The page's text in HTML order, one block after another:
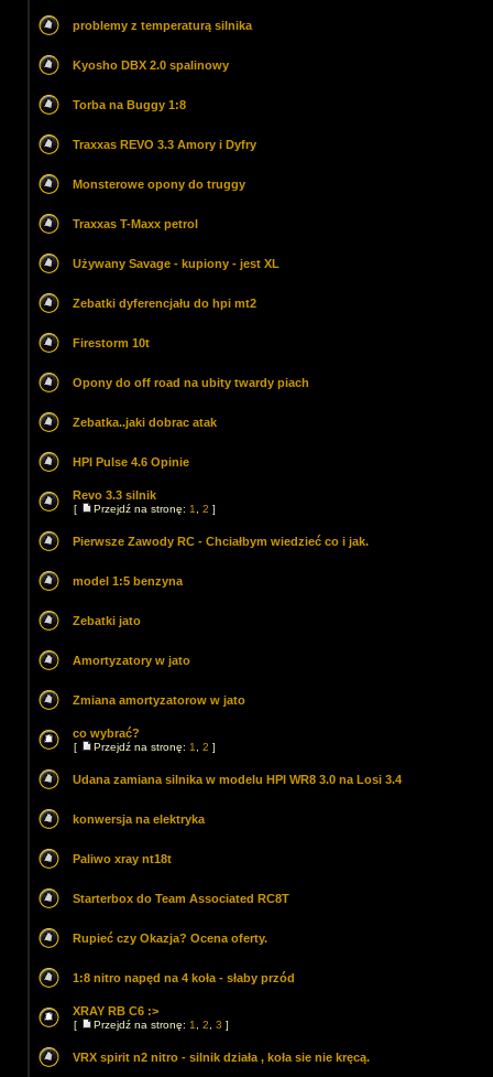
problemy z temperaturą silnika
Kyosho DBX 2.0 spalinowy
Torba na Buggy 1:8
Traxxas REVO 3.3 Amory i Dyfry
Monsterowe opony do truggy
Traxxas T-Maxx petrol
Używany Savage - kupiony - jest XL
Zebatki dyferencjału do hpi mt2
Firestorm 10t
Opony do off road na ubity twardy piach
Zebatka..jaki dobrac atak
HPI Pulse 4.6 Opinie
Revo 3.3 silnik
[ Przejdź na stronę: 1 2 ]
Pierwsze Zawody RC - Chciałbym wiedzieć co i jak.
model 1:5 benzyna
Zebatki jato
Amortyzatory w jato
Zmiana amortyzatorow w jato
co wybrać?
[ Przejdź na stronę: 1 2 ]
Udana zamiana silnika w modelu HPI WR8 3.0 na Losi 3.4
konwersja na elektryka
Paliwo xray nt18t
Starterbox do Team Associated RC8T
Rupieć czy Okazja? Ocena oferty.
1:8 nitro napęd na 4 koła - słaby przód
XRAY RB C6 :>
[ Przejdź na stronę: 1 2 3 ]
VRX spirit n2 nitro - silnik działa , koła sie nie kręcą.